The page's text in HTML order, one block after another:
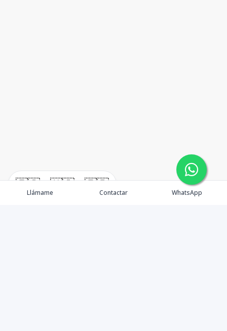
🇪🇸 🇺🇸 🇫🇷
Llámame Contactar WhatsApp